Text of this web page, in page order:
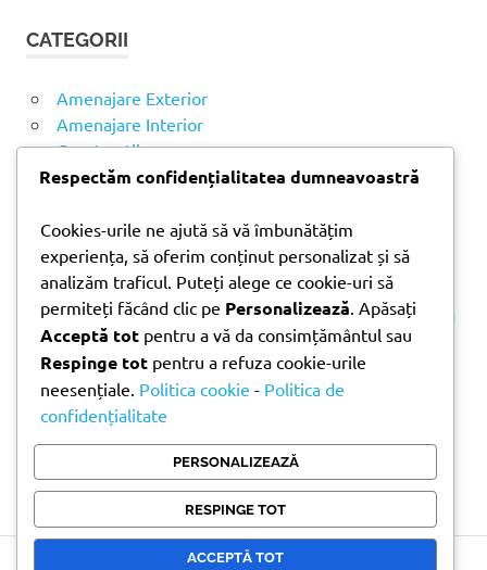
ă
u
p
ă
CATEGORII
Amenajare Exterior
Amenajare Interior
Construcții
Noutăți
ARTICOLE RECENTE
Parchet laminat sau SPC? Diferențele care contează
Materiale pentru zidărie – avantajele fiecărei soluții
și când se folosesc
Ghid practic pentru alegerea vopselei lavabile
pentru fiecare încăpere
Produse indispensabile pentru lucrările de
întreținere din timpul verii
Respectăm confidențialitatea dumneavoastră
Cookies-urile ne ajută să vă îmbunătățim
experiența, să oferim conținut personalizat și să
analizăm traficul. Puteți alege ce cookie-uri să
permiteți făcând clic pe Personalizează . Apăsați
Acceptă tot pentru a vă da consimțământul sau
Respinge tot pentru a refuza cookie-urile
neesențiale. Politica cookie - Politica de
confidențialitate
PERSONALIZEAZĂ
RESPINGE TOT
ACCEPTĂ TOT